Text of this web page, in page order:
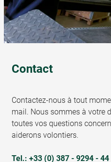
Contact
Contactez-nous à tout
mail. Nous sommes à votre
toutes vos questions
aiderons volontiers.
Tel.: +33 (0) 387 - 9294 - 44